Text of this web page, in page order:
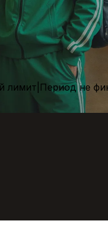
лимит Период не